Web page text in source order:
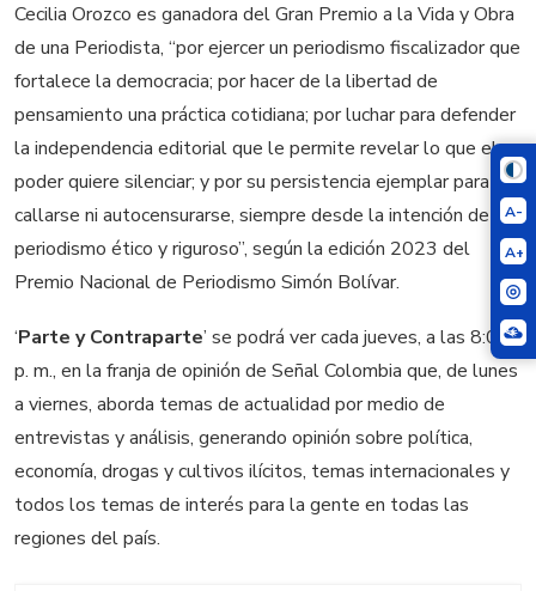
A-
A+
Cecilia Orozco es ganadora del Gran Premio a la Vida y Obra
de una Periodista, “por ejercer un periodismo fiscalizador que
fortalece la democracia; por hacer de la libertad de
pensamiento una práctica cotidiana; por luchar para defender
la independencia editorial que le permite revelar lo que el
poder quiere silenciar; y por su persistencia ejemplar para no
callarse ni autocensurarse, siempre desde la intención de un
periodismo ético y riguroso”, según la edición 2023 del
Premio Nacional de Periodismo Simón Bolívar.
‘Parte y Contraparte’ se podrá ver cada jueves, a las 8:00
p. m., en la franja de opinión de Señal Colombia que, de lunes
a viernes, aborda temas de actualidad por medio de
entrevistas y análisis, generando opinión sobre política,
economía, drogas y cultivos ilícitos, temas internacionales y
todos los temas de interés para la gente en todas las
regiones del país.